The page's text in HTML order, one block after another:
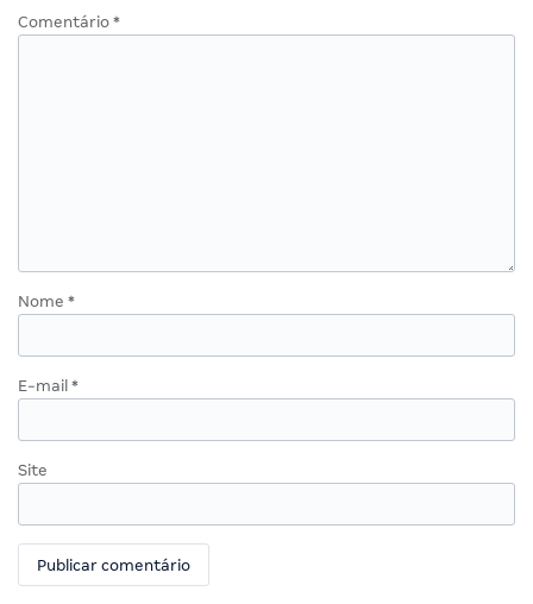
Comentário *
Nome *
E-mail *
Site